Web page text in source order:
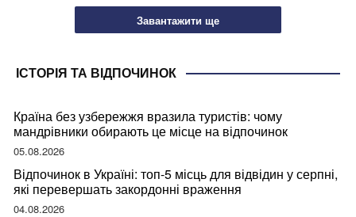
Завантажити ще
ІСТОРІЯ ТА ВІДПОЧИНОК
Країна без узбережжя вразила туристів: чому
мандрівники обирають це місце на відпочинок
05.08.2026
Відпочинок в Україні: топ-5 місць для відвідин у серпні,
які перевершать закордонні враження
04.08.2026